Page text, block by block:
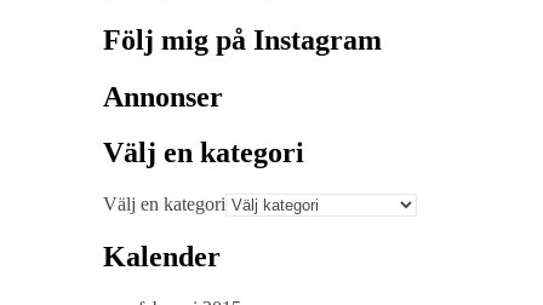
Följ mig på Instagram
Annonser
Välj en kategori
Välj en kategori
Kalender